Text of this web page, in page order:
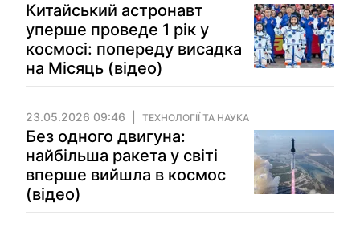
Китайський астронавт
уперше проведе 1 рік у
космосі: попереду висадка
на Місяць (відео)
23.05.2026 09:46 ТЕХНОЛОГІЇ ТА НАУКА
Без одного двигуна:
найбільша ракета у світі
вперше вийшла в космос
(відео)